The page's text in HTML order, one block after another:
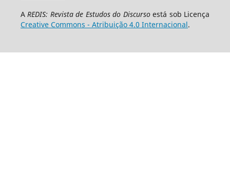
AREDIS: Revista de Estudos do Discursoestá sob Licença
Creative Commons - Atribuição 4.0 Internacional.